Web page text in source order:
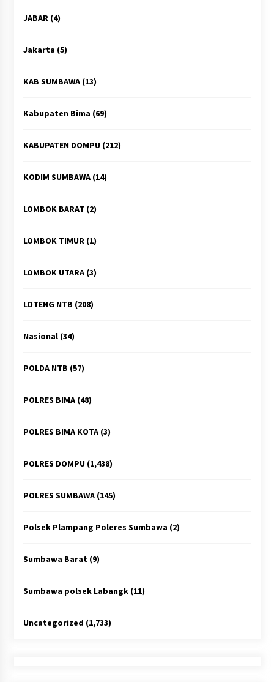
JABAR(4)
Jakarta (5)
KAB SUMBAWA(13)
Kabupaten Bima (69)
KABUPATEN DOMPU(212)
KODIM SUMBAWA(14)
LOMBOK BARAT (2)
LOMBOK TIMUR(1)
LOMBOK UTARA(3)
LOTENG NTB (208)
Nasional(34)
POLDA NTB (57)
POLRES BIMA(48)
POLRES BIMA KOTA(3)
POLRES DOMPU(1,438)
POLRES SUMBAWA(145)
Polsek Plampang Poleres Sumbawa (2)
Sumbawa Barat(9)
Sumbawa polsek Labangk(11)
Uncategorized (1,733)